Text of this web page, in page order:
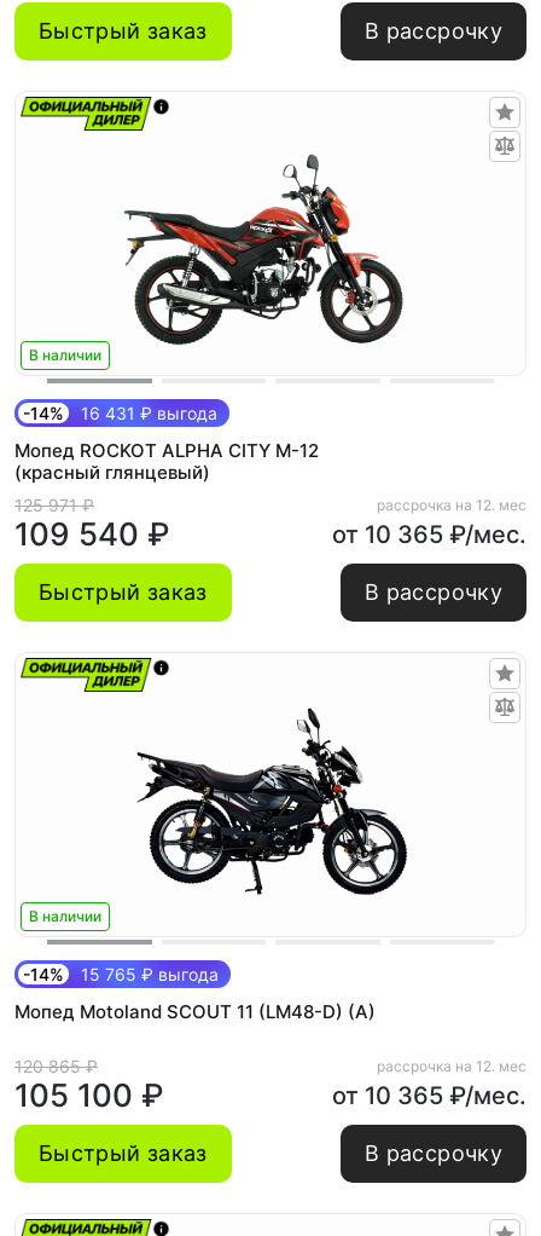
Быстрый заказ В рассрочку
В наличии
-14% 16 431 ₽ выгода
Мопед ROCKOT ALPHA CITY M-12
(красный глянцевый)
125 971 ₽
109 540 ₽
рассрочка на 12. мес
от 10 365 ₽/мес.
Быстрый заказ В рассрочку
В наличии
-14% 15 765 ₽ выгода
Мопед Motoland SCOUT 11 (LM48-D) (A)
120 865 ₽
105 100 ₽
рассрочка на 12. мес
от 10 365 ₽/мес.
Быстрый заказ В рассрочку